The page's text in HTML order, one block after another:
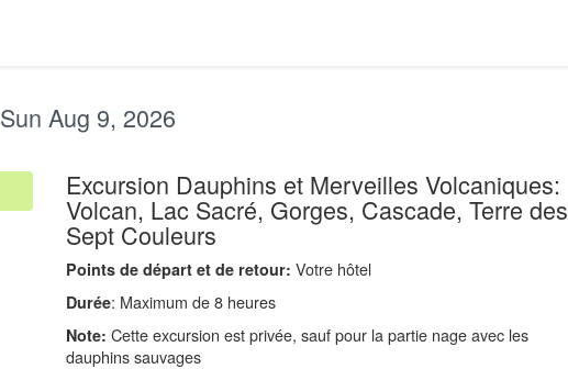
Sun Aug 9, 2026
Excursion Dauphins et Merveilles Volcaniques:
Volcan, Lac Sacré, Gorges, Cascade, Terre des
Sept Couleurs
Points de départ et de retour: Votre hôtel
Durée: Maximum de 8 heures
Note: Cette excursion est privée, sauf pour la partie nage avec les
dauphins sauvages